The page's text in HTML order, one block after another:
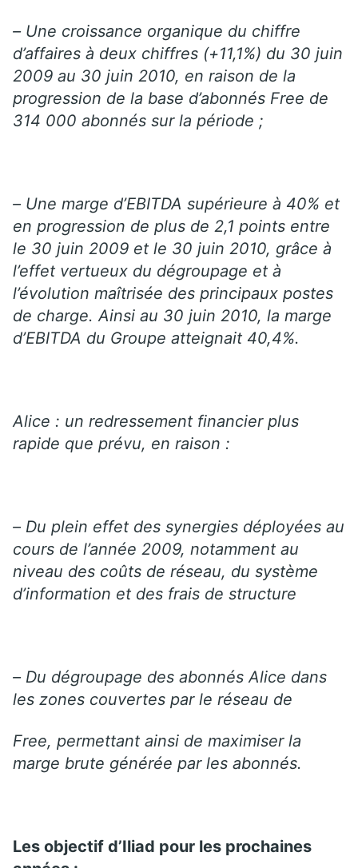
– Une croissance organique du chiffre
d’affaires à deux chiffres (+11,1%) du 30 juin
2009 au 30 juin 2010, en raison de la
progression de la base d’abonnés Free de
314 000 abonnés sur la période ;
– Une marge d’EBITDA supérieure à 40% et
en progression de plus de 2,1 points entre
le 30 juin 2009 et le 30 juin 2010, grâce à
l’effet vertueux du dégroupage et à
l’évolution maîtrisée des principaux postes
de charge. Ainsi au 30 juin 2010, la marge
d’EBITDA du Groupe atteignait 40,4%.
Alice : un redressement financier plus
rapide que prévu, en raison :
– Du plein effet des synergies déployées au
cours de l’année 2009, notamment au
niveau des coûts de réseau, du système
d’information et des frais de structure
– Du dégroupage des abonnés Alice dans
les zones couvertes par le réseau de
Free, permettant ainsi de maximiser la
marge brute générée par les abonnés.
Les objectif d’Iliad pour les prochaines